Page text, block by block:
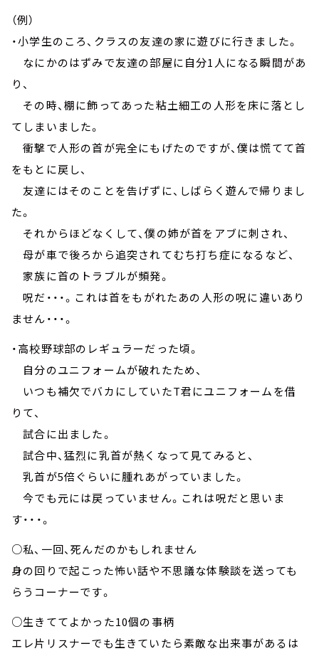
（例）
・小学生のころ、クラスの友達の家に遊びに行きました。
なにかのはずみで友達の部屋に自分1人になる瞬間があ
り、
その時、棚に飾ってあった粘土細工の人形を床に落とし
てしまいました。
衝撃で人形の首が完全にもげたのですが、僕は慌てて首
をもとに戻し、
友達にはそのことを告げずに、しばらく遊んで帰りまし
た。
それからほどなくして、僕の姉が首をアブに刺され、
母が車で後ろから追突されてむち打ち症になるなど、
家族に首のトラブルが頻発。
呪だ・・・。これは首をもがれたあの人形の呪に違いあり
ません・・・。
・高校野球部のレギュラーだった頃。
自分のユニフォームが破れたため、
いつも補欠でバカにしていたT君にユニフォームを借
りて、
試合に出ました。
試合中、猛烈に乳首が熱くなって見てみると、
乳首が5倍ぐらいに腫れあがっていました。
今でも元には戻っていません。これは呪だと思いま
す・・・。
○私、一回、死んだのかもしれません
身の回りで起こった怖い話や不思議な体験談を送っても
らうコーナーです。
○生きててよかった10個の事柄
エレ片リスナーでも生きていたら素敵な出来事があるは